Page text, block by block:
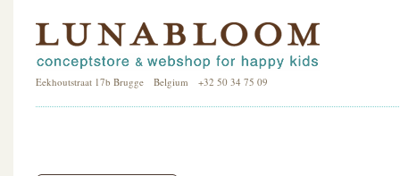
Eekhoutstraat 17b Brugge Belgium +32 50 34 75 09